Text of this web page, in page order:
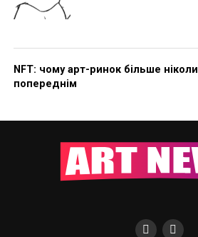
NFT: чому арт-ринок більше
попереднім